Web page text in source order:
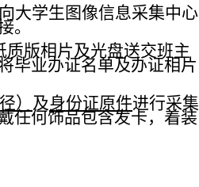
大学生 图像信息采集中心
。
质版相片及光盘送交班主
毕业办证名单及办证相片
） 及身份证原件进行采集
任何饰品包含发卡，着装